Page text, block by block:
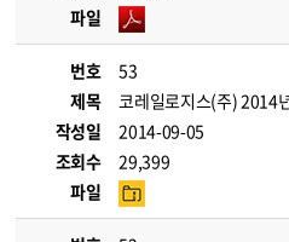
파일
번호
53
제목
코레일로지스(주) 2014
작성일
2014-09-05
조회수
29,399
파일